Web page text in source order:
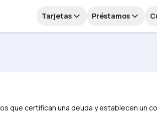
Tarjetas Préstamos
que certifican una deuda y establecen un